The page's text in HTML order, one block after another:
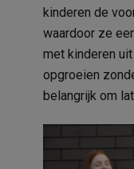
kinderen de
waardoor ze
met kinderen
opgroeien
belangrijk om